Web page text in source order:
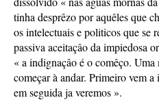
tinha desprêzo por aquêles que
os intelectuais e politicos que se
passiva aceitaçâo da impiedosa
« a indignaçâo é o comêço. Uma
começar à andar. Primeiro vem
em seguida ja veremos ».